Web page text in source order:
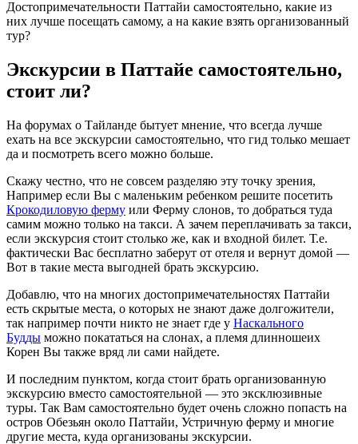
Достопримечательности Паттайи самостоятельно, какие из
них лучше посещать самому, а на какие взять организованный
тур?
Экскурсии в Паттайе самостоятельно,
стоит ли?
На форумах о Тайланде бытует мнение, что всегда лучше
ехать на все экскурсии самостоятельно, что гид только мешает
да и посмотреть всего можно больше.
Скажу честно, что не совсем разделяю эту точку зрения,
Например если Вы с маленьким ребенком решите посетить
Крокодиловую ферму или Ферму слонов, то добраться туда
самим можно только на такси. А зачем переплачивать за такси,
если экскурсия стоит столько же, как и входной билет. Т.е.
фактически Вас бесплатно заберут от отеля и вернут домой —
Вот в такие места выгодней брать экскурсию.
Добавлю, что на многих достопримечательностях Паттайи
есть скрытые места, о которых не знают даже долгожители,
так например почти никто не знает где у Наскального
Будды можно покататься на слонах, а племя длинношеих
Корен Вы также вряд ли сами найдете.
И последним пунктом, когда стоит брать организованную
экскурсию вместо самостоятельной — это эксклюзивные
туры. Так Вам самостоятельно будет очень сложно попасть на
остров Обезьян около Паттайи, Устричную ферму и многие
другие места, куда организованы экскурсии.